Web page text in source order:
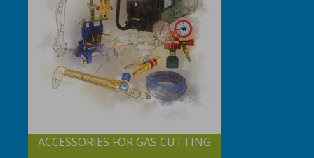
ACCESSORIES FOR GAS CUTTING